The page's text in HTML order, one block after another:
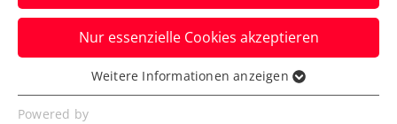
Am Mittwoch um 16:00 Uhr wird es für
das KURIER Austria Davis Cup Team beim
Davis Cup Final 8 in Bologna ernst.
Verfasst von: Manuel Wachta, 19.11.2025
Nur essenzielle Cookies akzeptieren
Essenziell
Essenzielle Cookies werden für grundlegende
Weitere Informationen anzeigen
Powered by